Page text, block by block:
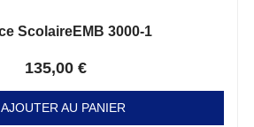
ScolaireEMB 3000-1
135,00 €
AJOUTER AU PANIER